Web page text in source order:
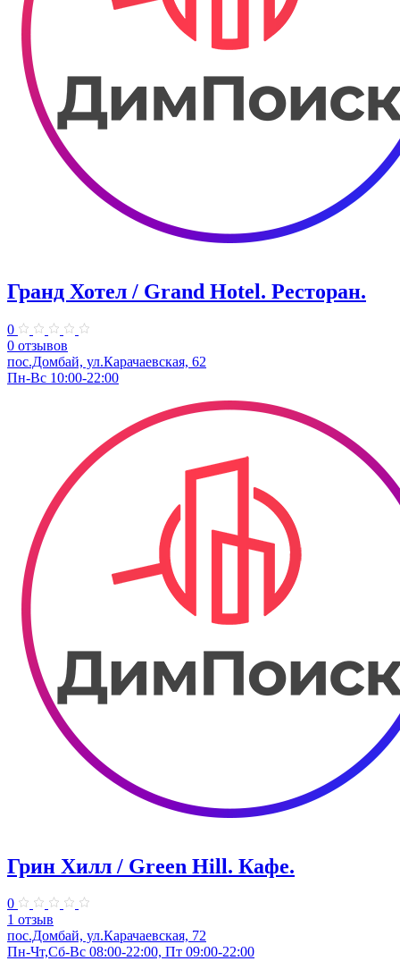
Гранд Хотел / Grand Hotel. Ресторан.
0
0 отзывов
пос.Домбай, ул.Карачаевская, 62
Пн-Вс 10:00-22:00
Грин Хилл / Green Hill. Кафе.
0
1 отзыв
пос.Домбай, ул.Карачаевская, 72
Пн-Чт,Сб-Вс 08:00-22:00, Пт 09:00-22:00